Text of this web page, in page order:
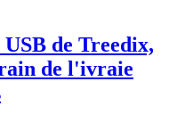
de Treedix,
de l'ivraie